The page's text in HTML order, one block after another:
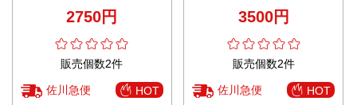
2750円
販売個数2件
佐川急便 HOT
3500円
販売個数2件
佐川急便 HOT